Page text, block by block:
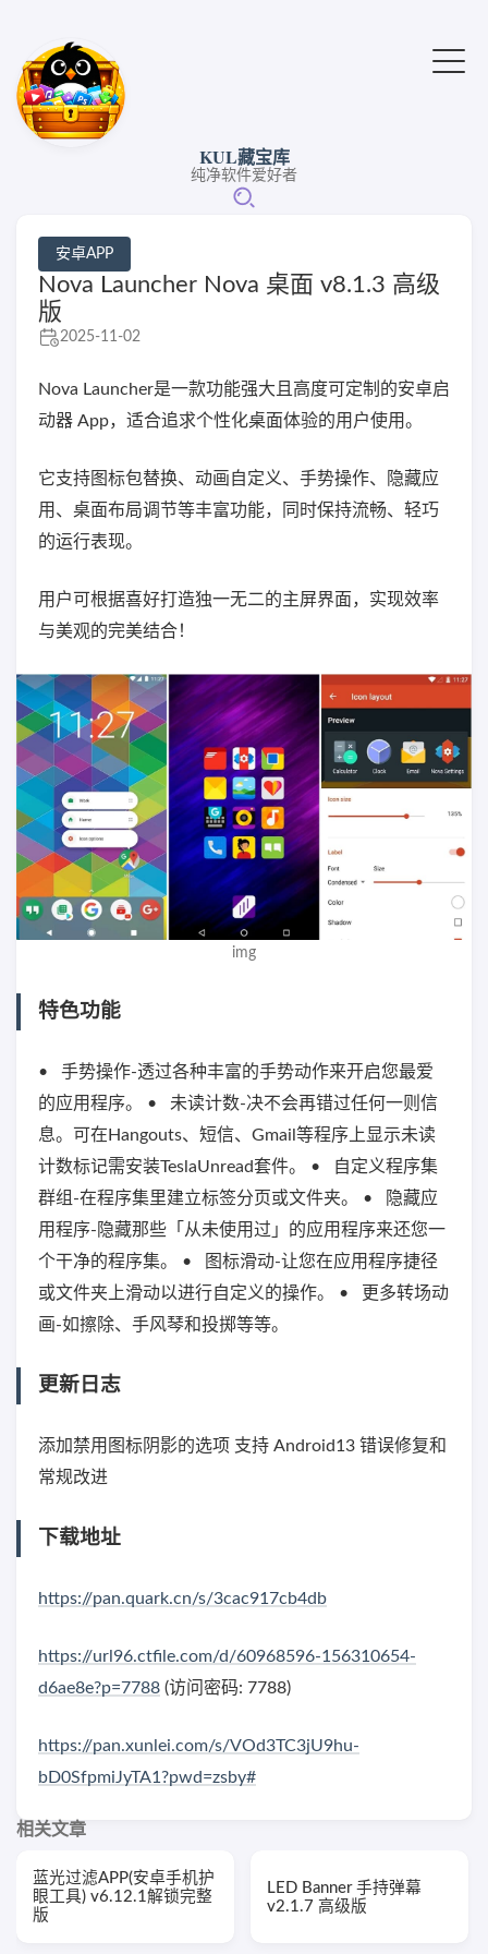
KUL藏宝库
纯净软件爱好者
安卓APP
Nova Launcher Nova 桌面 v8.1.3 高级
版
2025-11-02
Nova Launcher是一款功能强大且高度可定制的安卓启
动器 App，适合追求个性化桌面体验的用户使用。
它支持图标包替换、动画自定义、手势操作、隐藏应
用、桌面布局调节等丰富功能，同时保持流畅、轻巧
的运行表现。
用户可根据喜好打造独一无二的主屏界面，实现效率
与美观的完美结合！
img
特色功能
• 手势操作-透过各种丰富的手势动作来开启您最爱
的应用程序。 • 未读计数-决不会再错过任何一则信
息。可在Hangouts、短信、Gmail等程序上显示未读
计数标记需安装TeslaUnread套件。 • 自定义程序集
群组-在程序集里建立标签分页或文件夹。 • 隐藏应
用程序-隐藏那些「从未使用过」的应用程序来还您一
个干净的程序集。 • 图标滑动-让您在应用程序捷径
或文件夹上滑动以进行自定义的操作。 • 更多转场动
画-如擦除、手风琴和投掷等等。
更新日志
添加禁用图标阴影的选项 支持 Android13 错误修复和
常规改进
下载地址
https://pan.quark.cn/s/3cac917cb4db
https://url96.ctfile.com/d/60968596-156310654-
d6ae8e?p=7788 (访问密码: 7788)
https://pan.xunlei.com/s/VOd3TC3jU9hu-
bD0SfpmiJyTA1?pwd=zsby#
相关文章
蓝光过滤APP(安卓手机护
眼工具) v6.12.1解锁完整
版
LED Banner 手持弹幕
v2.1.7 高级版